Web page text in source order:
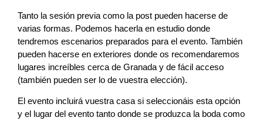
Tanto la sesión previa como la post pueden hacerse de
varias formas. Podemos hacerla en estudio donde
tendremos escenarios preparados para el evento. También
pueden hacerse en exteriores donde os recomendaremos
lugares increíbles cerca de Granada y de fácil acceso
(también pueden ser lo de vuestra elección).
El evento incluirá vuestra casa si seleccionáis esta opción
y el lugar del evento tanto donde se produzca la boda como